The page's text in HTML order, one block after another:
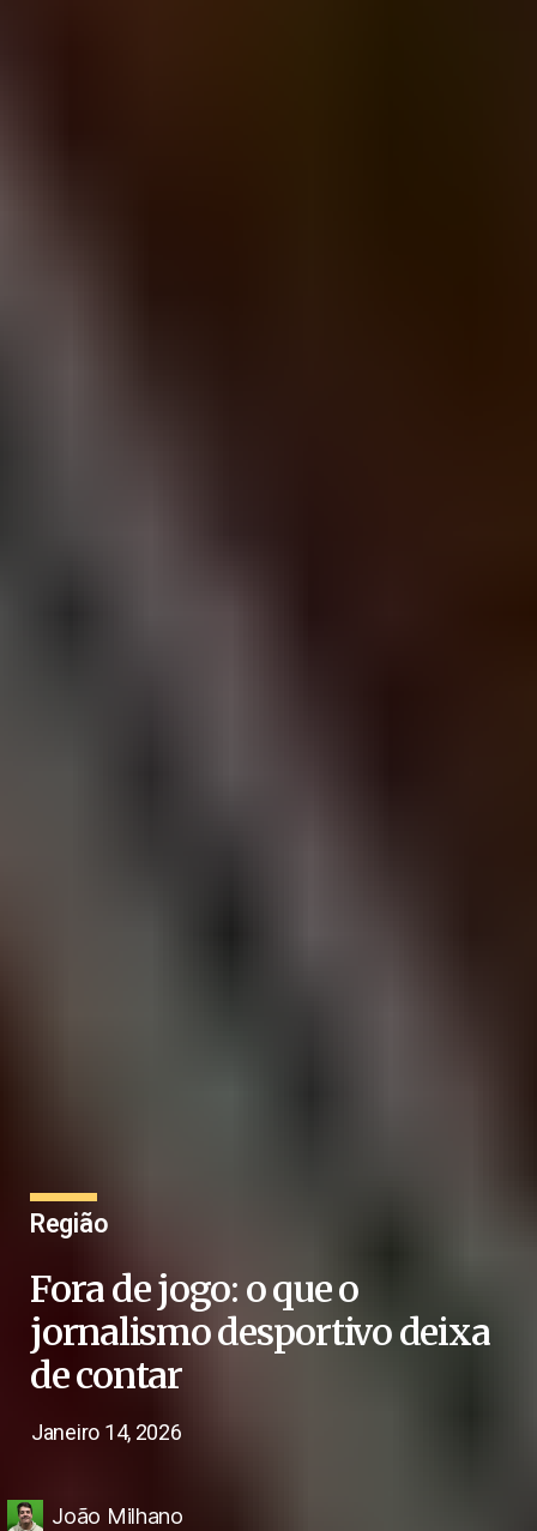
Região
Fora de jogo: o que o
jornalismo desportivo deixa
de contar
Janeiro 14, 2026
João Milhano